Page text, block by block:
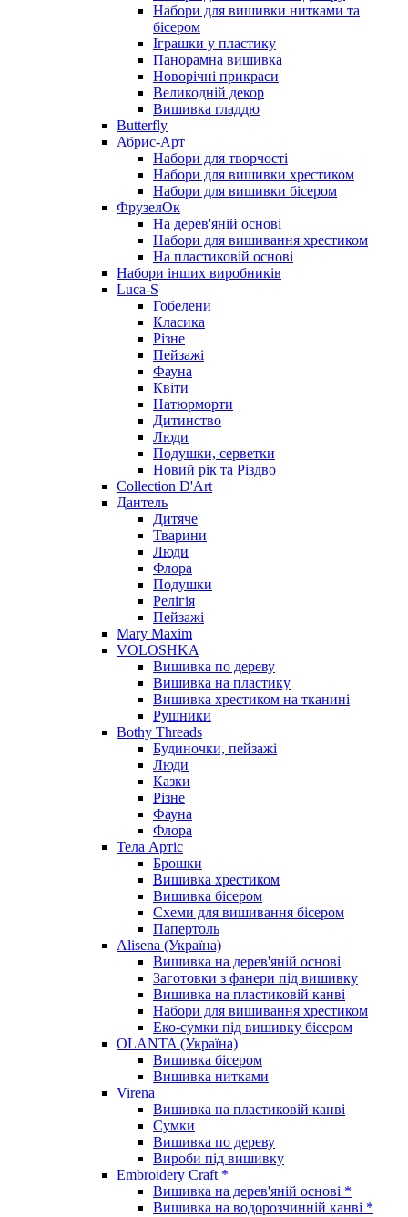
Набори для вишивки нитками та
бісером
Іграшки у пластику
Панорамна вишивка
Новорічні прикраси
Великодній декор
Вишивка гладдю
Butterfly
Абрис-Арт
Набори для творчості
Набори для вишивки хрестиком
Набори для вишивки бісером
ФрузелОк
На дерев'яній основі
Набори для вишивання хрестиком
На пластиковій основі
Набори інших виробників
Luca-S
Гобелени
Класика
Різне
Пейзажі
Фауна
Квіти
Натюрморти
Дитинство
Люди
Подушки, серветки
Новий рік та Різдво
Collection D'Art
Дантель
Дитяче
Тварини
Люди
Флора
Подушки
Релігія
Пейзажі
Mary Maxim
VOLOSHKA
Вишивка по дереву
Вишивка на пластику
Вишивка хрестиком на тканині
Рушники
Bothy Threads
Будиночки, пейзажі
Люди
Казки
Різне
Фауна
Флора
Тела Артіс
Брошки
Вишивка хрестиком
Вишивка бісером
Схеми для вишивання бісером
Папертоль
Alisena (Україна)
Вишивка на дерев'яній основі
Заготовки з фанери під вишивку
Вишивка на пластиковій канві
Набори для вишивання хрестиком
Еко-сумки під вишивку бісером
OLANTA (Україна)
Вишивка бісером
Вишивка нитками
Virena
Вишивка на пластиковій канві
Сумки
Вишивка по дереву
Вироби під вишивку
Embroidery Craft *
Вишивка на дерев'яній основі *
Вишивка на водорозчинній канві *